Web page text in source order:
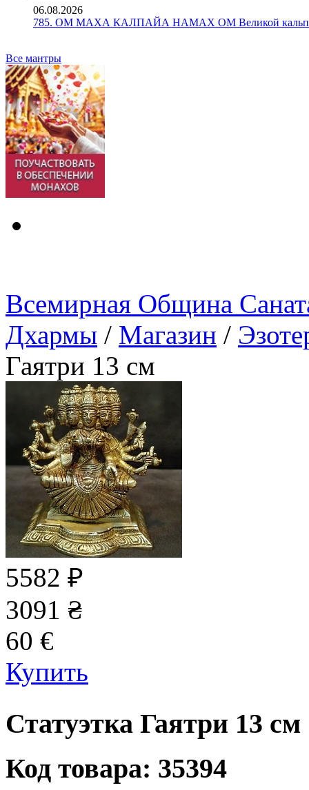
06.08.2026
785. ОМ МАХА КАЛПАЙА НАМАХ ОМ Великой кальпе
Все мантры
Всемирная Община
Дхармы / Магазин /
Гаятри 13 см
5582 ₽
3091 ₴
60 €
Купить
Статуэтка Гаятри 13 см
Код товара: 35394